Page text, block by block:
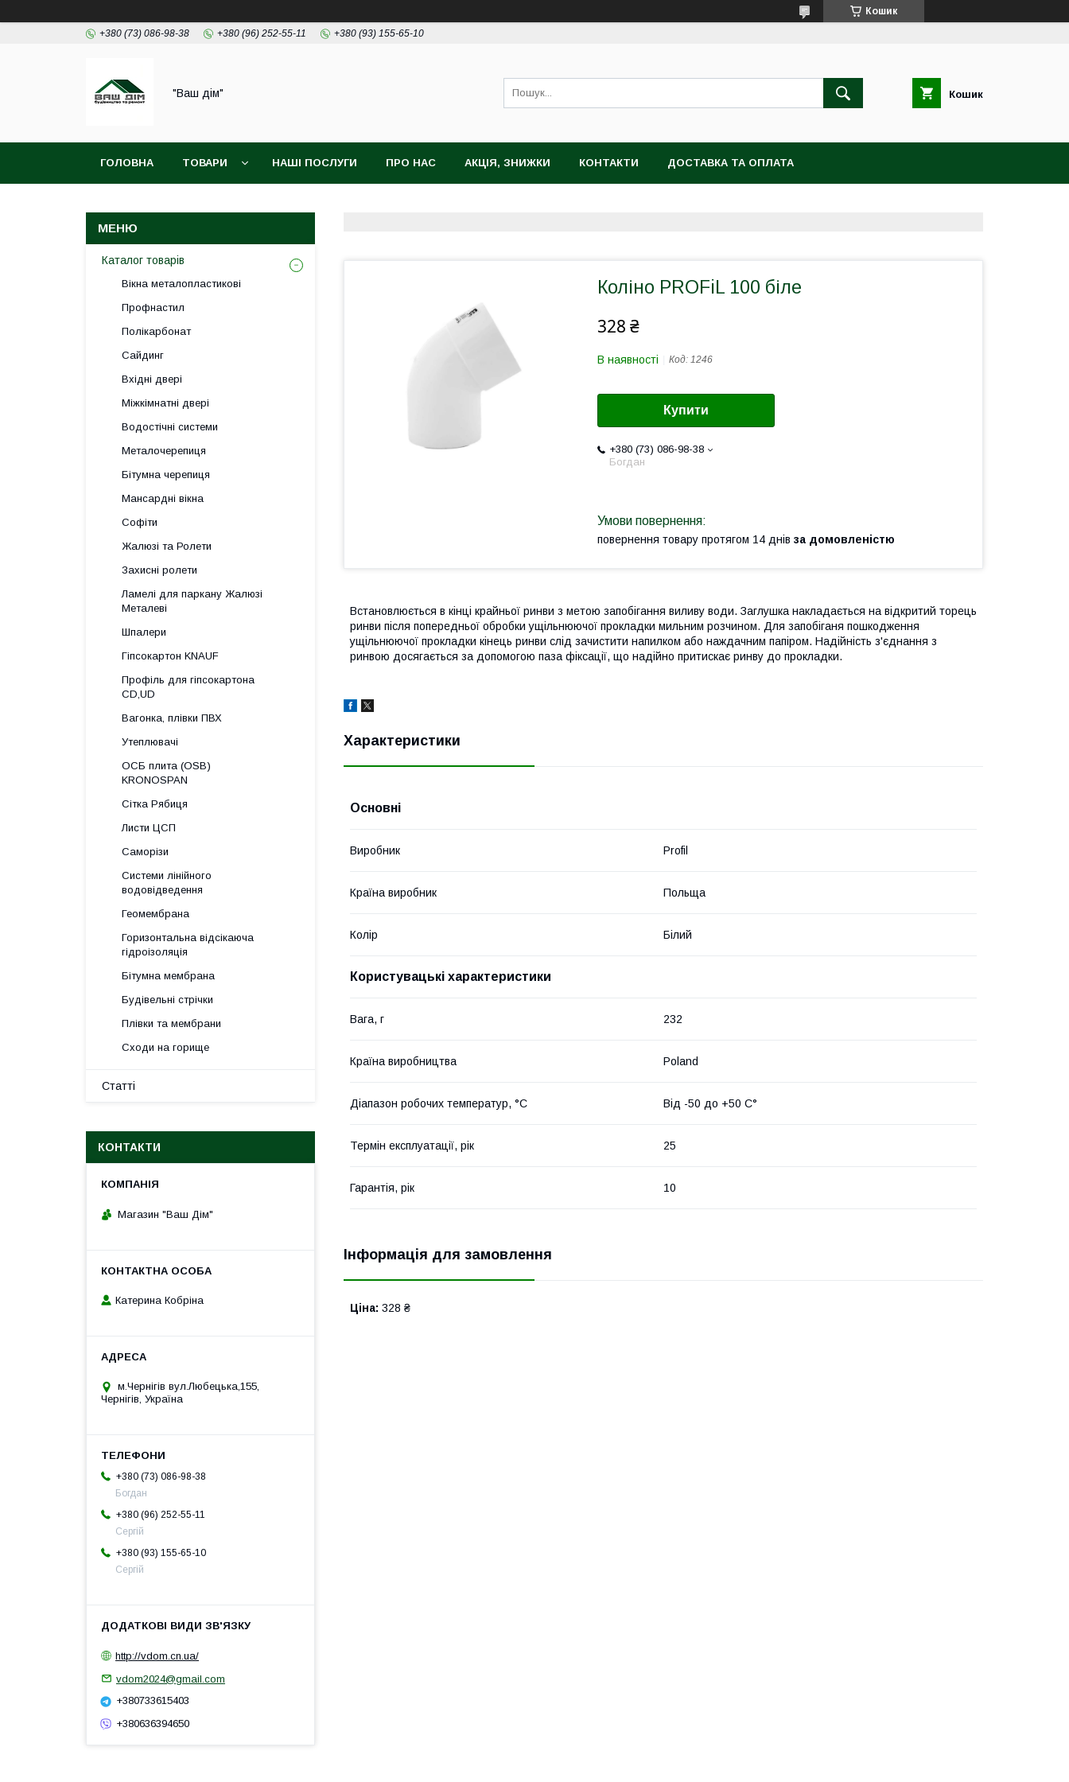
Кошик
+380 (73) 086-98-38 +380 (96) 252-55-11 +380 (93) 155-65-10
"Ваш дім" Кошик
ГОЛОВНА ТОВАРИ НАШІ ПОСЛУГИ ПРО НАС АКЦІЯ, ЗНИЖКИ КОНТАКТИ ДОСТАВКА ТА ОПЛАТА
Коліно PROFiL 100 біле
328 ₴
В наявності Код: 1246
Купити
+380 (73) 086-98-38
Богдан
повернення товару протягом 14 днів за домовленістю
Встановлюється в кінці крайньої ринви з метою запобігання виливу води. Заглушка накладається на відкритий торець
ринви після попередньої обробки ущільнюючої прокладки мильним розчином. Для запобіганя пошкодження
ущільнюючої прокладки кінець ринви слід зачистити напилком або наждачним папіром. Надійність з'єднання з
ринвою досягається за допомогою паза фіксації, що надійно притискає ринву до прокладки.
Характеристики
Основні
Виробник Profil
Країна виробник Польща
Колір Білий
Користувацькі характеристики
Вага, г 232
Країна виробництва Poland
Діапазон робочих температур, °С Від -50 до +50 С°
Термін експлуатації, рік 25
Гарантія, рік 10
Інформація для замовлення
Ціна: 328 ₴
Каталог товарів
Вікна металопластикові
Профнастил
Полікарбонат
Сайдинг
Вхідні двері
Міжкімнатні двері
Водостічні системи
Металочерепиця
Бітумна черепиця
Мансардні вікна
Софіти
Жалюзі та Ролети
Захисні ролети
Ламелі для паркану Жалюзі
Металеві
Шпалери
Гіпсокартон KNAUF
Профіль для гіпсокартона
CD,UD
Вагонка, плівки ПВХ
Утеплювачі
ОСБ плита (OSB)
KRONOSPAN
Сітка Рябиця
Листи ЦСП
Саморізи
Системи лінійного
водовідведення
Геомембрана
Горизонтальна відсікаюча
гідроізоляція
Бітумна мембрана
Будівельні стрічки
Плівки та мембрани
Сходи на горище
Статті
КОНТАКТИ
Магазин "Ваш Дім"
Катерина Кобріна
м.Чернігів вул.Любецька,155,
Чернігів, Україна
+380 (73) 086-98-38
Богдан
+380 (96) 252-55-11
Сергій
+380 (93) 155-65-10
Сергій
http://vdom.cn.ua/
vdom2024@gmail.com
+380733615403
+380636394650